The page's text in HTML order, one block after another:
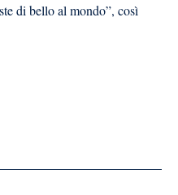
di bello al mondo”, così